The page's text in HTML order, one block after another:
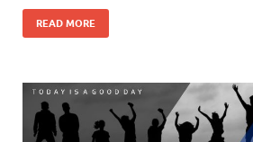
READ MORE